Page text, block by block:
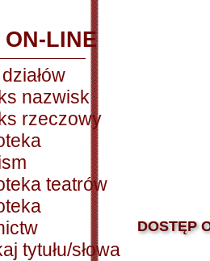
LINE
nazwisk
rzeczowy
teatrów
tytułu/słowa
DOSTĘP